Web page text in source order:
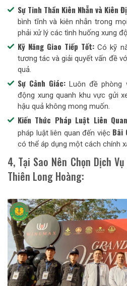
Sự Tinh Thần Kiên Nhẫn và Kiên
bình tĩnh và kiên nhẫn trong
phải xử lý các tình huống xung
Kỹ Năng Giao Tiếp Tốt: Có kỹ
tương tác và giải quyết vấn đề
quả.
Sự Cảnh Giác:Luôn đề phòng
động xung quanh khu vực gửi
hậu quả không mong muốn.
Kiến Thức Pháp Luật Liên
pháp luật liên quan đến việc Bãi
có thể áp dụng một cách chính
4, Tại Sao Nên Chọn Dịch
Thiên Long Hoàng: